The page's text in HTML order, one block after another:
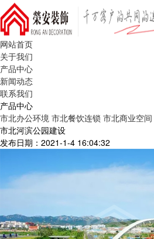
网站首页
关于我们
产品中心
新闻动态
联系我们
产品中心
市北办公环境 市北餐饮连锁 市北商业空间
市北河滨公园建设
发布日期：2021-1-4 16:04:32